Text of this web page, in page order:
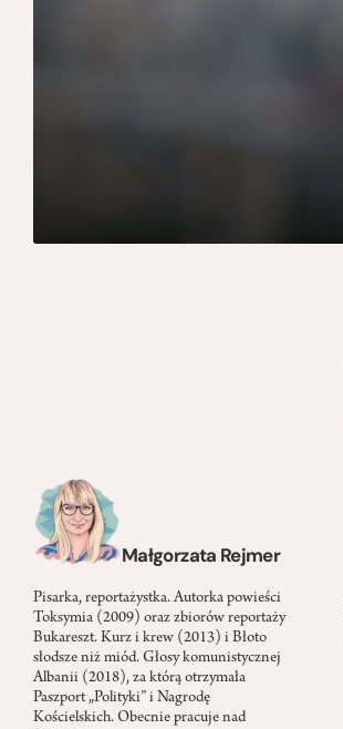
Małgorzata Rejmer
Pisarka, reportażystka. Autorka powieści
Toksymia (2009) oraz zbiorów reportaży
Bukareszt. Kurz i krew (2013) i Błoto
słodsze niż miód. Głosy komunistycznej
Albanii (2018), za którą otrzymała
Paszport „Polityki” i Nagrodę
Kościelskich. Obecnie pracuje nad